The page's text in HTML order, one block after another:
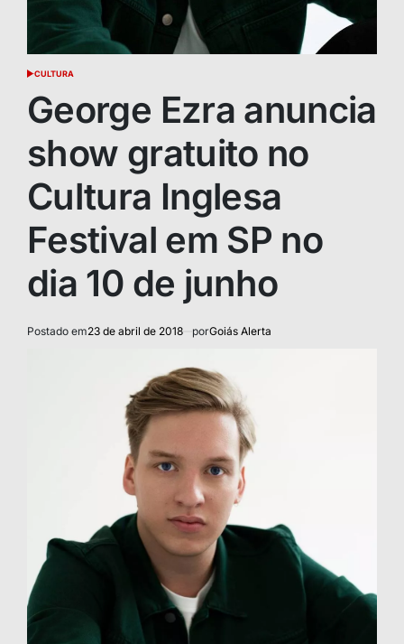
POSTED
CULTURA
George Ezra anuncia
show gratuito no
Cultura Inglesa
Festival em SP no
dia 10 de junho
Postado em23 de abril de 2018 porGoiás Alerta